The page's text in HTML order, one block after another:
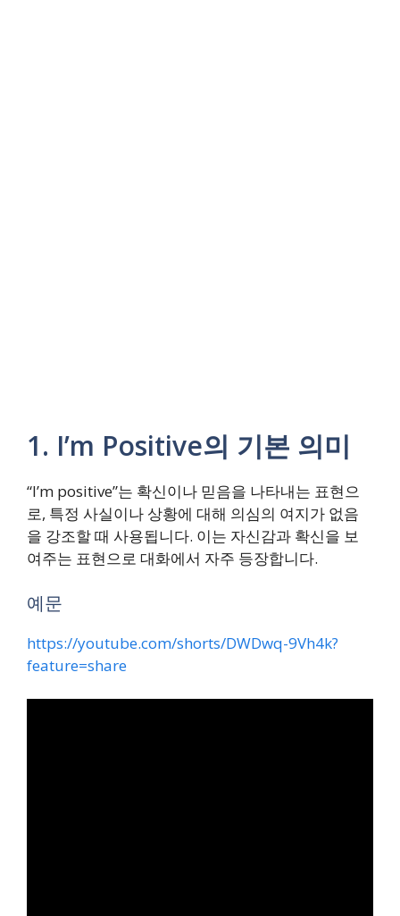
1. I’m Positive의 기본 의미
“I’m positive”는 확신이나 믿음을 나타내는 표현으
로, 특정 사실이나 상황에 대해 의심의 여지가 없음
을 강조할 때 사용됩니다. 이는 자신감과 확신을 보
여주는 표현으로 대화에서 자주 등장합니다.
예문
https://youtube.com/shorts/DWDwq-9Vh4k?
feature=share